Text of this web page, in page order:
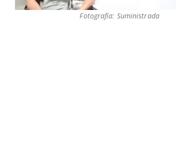
Fotografía: Suministrada